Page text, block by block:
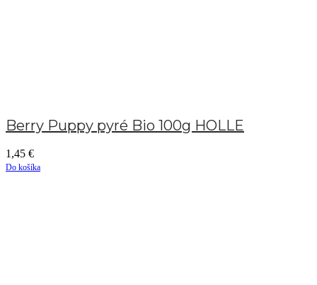
Berry Puppy pyré Bio 100g HOLLE
1,45 €
Do košíka